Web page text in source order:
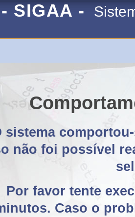
SIGAA -
sistema
não foi possível
Por favor tente
Caso o